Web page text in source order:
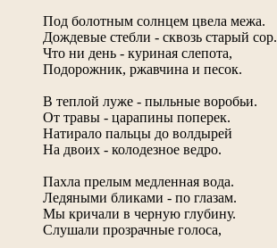
Под болотным солнцем цвела межа.
Дождевые стебли - сквозь старый сор.
Что ни день - куриная слепота,
Подорожник, ржавчина и песок.
В теплой луже - пыльные воробьи.
От травы - царапины поперек.
Натирало пальцы до волдырей
На двоих - колодезное ведро.
Пахла прелым медленная вода.
Ледяными бликами - по глазам.
Мы кричали в черную глубину.
Слушали прозрачные голоса,